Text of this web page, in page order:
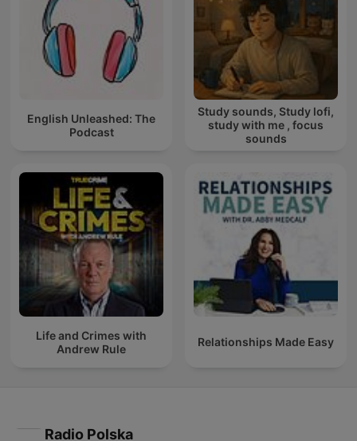
English Unleashed: The
Podcast
Study sounds, Study lofi,
study with me , focus
sounds
Life and Crimes with
Andrew Rule
Relationships Made Easy
Radio Polska